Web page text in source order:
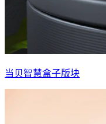
当贝智慧盒子版块